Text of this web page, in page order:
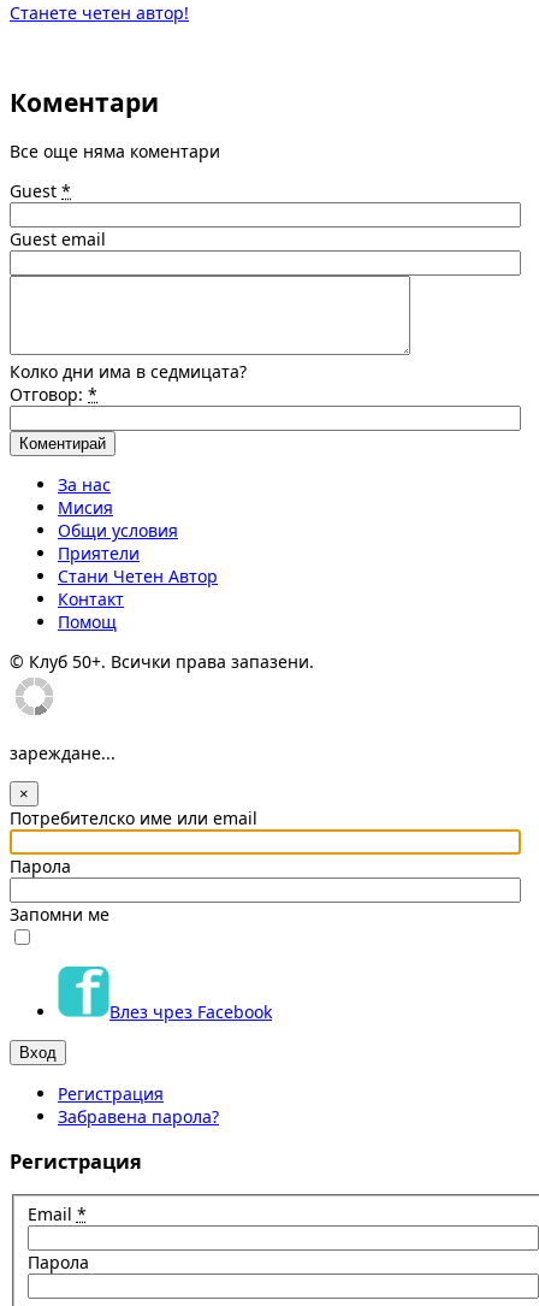
Станете четен автор!
Коментари
Все още няма коментари
Guest *
Guest email
Колко дни има в седмицата?
Отговор: *
За нас
Мисия
Общи условия
Приятели
Стани Четен Автор
Контакт
Помощ
© Клуб 50+. Всички права запазени.
зареждане...
×
Потребителско име или email
Парола
Запомни ме
Влез чрез Facebook
Регистрация
Забравена парола?
Регистрация
Email *
Парола